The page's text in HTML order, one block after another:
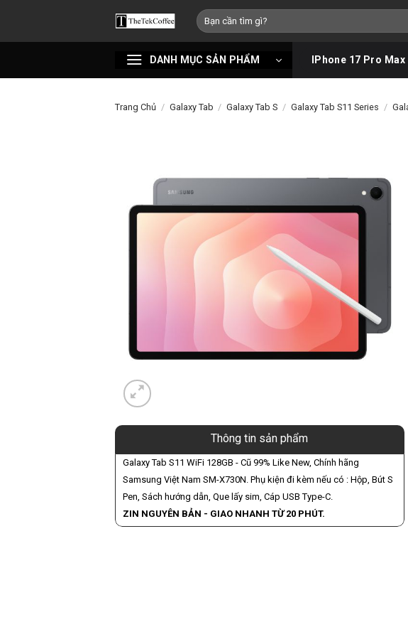
nội
Tìm
kiếm:
DANH MỤC SẢN PHẨM IPhone 17 Pro Max
Trang Chủ / Galaxy Tab / Galaxy Tab S / Galaxy Tab S11 Series /
Thông tin sản phẩm
Galaxy Tab S11 WiFi 128GB - Cũ 99% Like New, Chính hãng
Samsung Việt Nam SM-X730N. Phụ kiện đi kèm nếu có : Hộp, Bút S
Pen, Sách hướng dẫn, Que lấy sim, Cáp USB Type-C.
ZIN NGUYÊN BẢN - GIAO NHANH TỪ 20 PHÚT.